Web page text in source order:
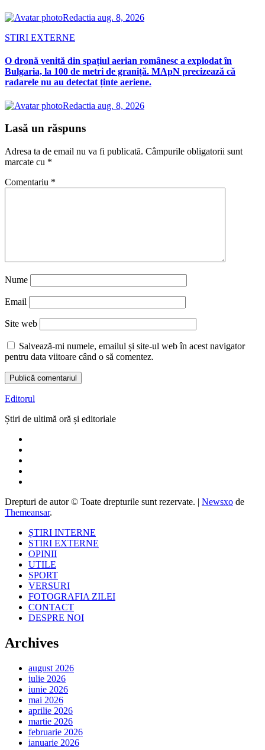
Redactia aug. 8, 2026
STIRI EXTERNE
O dronă venită din spațiul aerian românesc a explodat în
Bulgaria, la 100 de metri de graniță. MApN precizează că
radarele nu au detectat ținte aeriene.
Redactia aug. 8, 2026
Lasă un răspuns
Adresa ta de email nu va fi publicată. Câmpurile obligatorii sunt
marcate cu *
Comentariu *
Nume
Email
Site web
Salvează-mi numele, emailul și site-ul web în acest navigator
pentru data viitoare când o să comentez.
Editorul
Știri de ultimă oră și editoriale
Drepturi de autor © Toate drepturile sunt rezervate. | Newsxo de
Themeansar.
ȘTIRI INTERNE
STIRI EXTERNE
OPINII
UTILE
SPORT
VERSURI
FOTOGRAFIA ZILEI
CONTACT
DESPRE NOI
Archives
august 2026
iulie 2026
iunie 2026
mai 2026
aprilie 2026
martie 2026
februarie 2026
ianuarie 2026